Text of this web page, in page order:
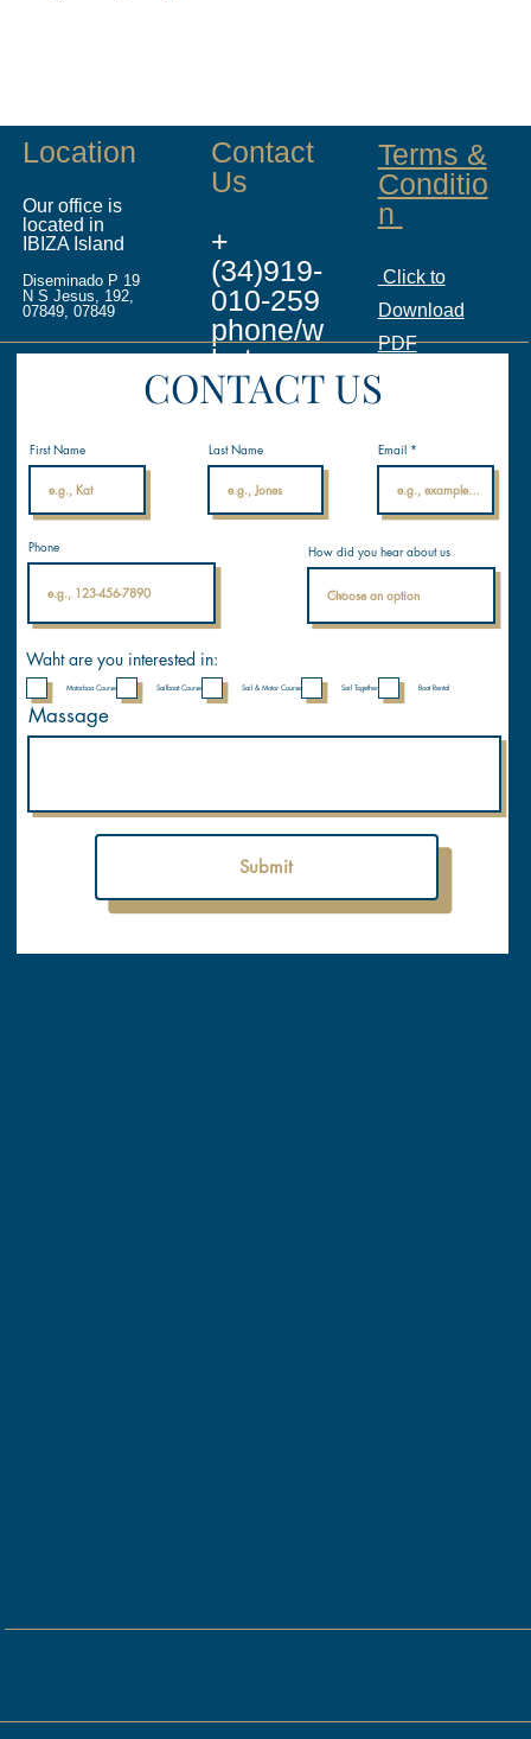
Contact
Us
+
(34)919-
010-259
phone/w
hatsapp
licenses.
com
onal
Academ
y
Location
Our office is
located in
IBIZA Island
Diseminado P 19
N S Jesus, 192,
07849, 07849
CONTACT US
First Name Last Name Email
Phone
Submit
Waht are you interested in:
Motorboa Course Sailboat Course Sail & Motor Course Sail Together Boat Rental
How did you hear about us
Massage
Terms &
Conditio
n
Click to
Download
PDF